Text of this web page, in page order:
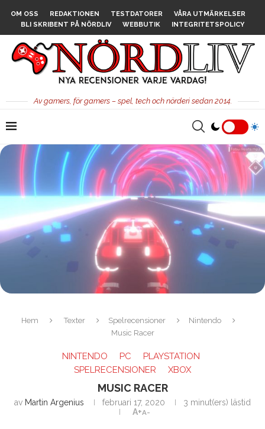
OM OSS REDAKTIONEN TESTDATORER
VÅRA UTMÄRKELSER
BLI SKRIBENT PÅ NÖRDLIV
WEBBUTIK INTEGRITETSPOLICY
Av gamers, för gamers – spel, tech och nörderi sedan 2014.
Hem Texter Spelrecensioner
Nintendo
Music Racer
NINTENDO PC
PLAYSTATION
SPELRECENSIONER
XBOX
MUSIC RACER
av Martin Argenius februari 17, 2020
3 minut(ers) lästid
A+A-